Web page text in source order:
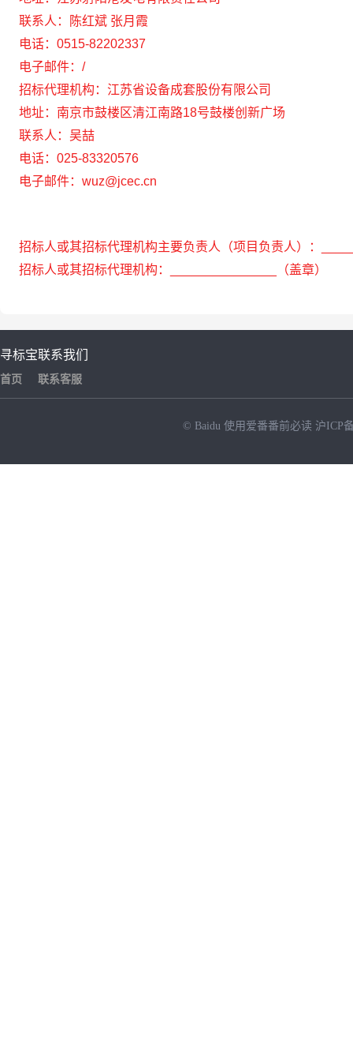
联系人：
陈红斌 张月霞
电话： 0515-82202337
电子邮件： /
招标代理机构： 江苏省设备成套股份有限公司
地址： 南京市鼓楼区清江南路18号鼓楼创新广场
联系人： 吴喆
电话： 025-83320576
电子邮件：wuz@jcec.cn
招标人或其招标代理机构主要负责人（项目负责人）：
招标人或其招标代理机构：
（盖章）
寻标宝
首页
联系我们
联系客服
© Baidu 使用爱番番前必读 沪ICP